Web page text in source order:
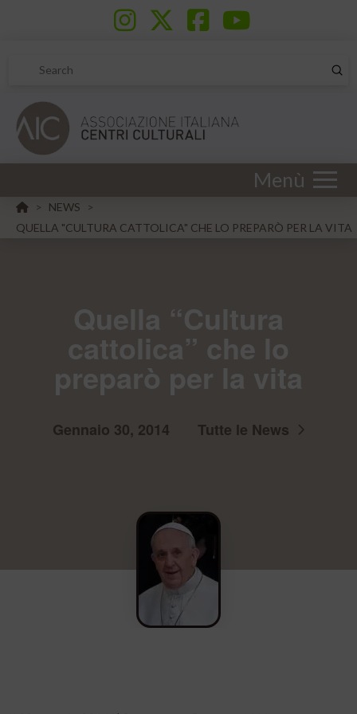
Search
Menù
HOME
> NEWS
>
QUELLA "CULTURA CATTOLICA" CHE LO PREPARÒ PER LA VITA
Gennaio 30, 2014 Tutte le News